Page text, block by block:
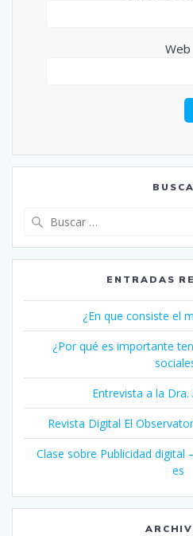
Web
ENTRADAS
¿En que consiste el
¿Por qué es importante
Entrevista a la
Revista Digital El
Clase sobre Publicidad digital
es